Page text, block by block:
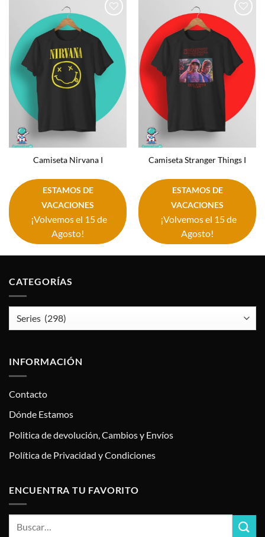
Añadir
a la
lista de
deseos
Camiseta Nirvana I
ESTAMOS DE
VACACIONES
¡Volvemos el 15 de
Agosto!
Añadir
a la
lista de
deseos
Camiseta Stranger Things I
ESTAMOS DE
VACACIONES
¡Volvemos el 15 de
Agosto!
CATEGORÍAS
INFORMACIÓN
Contacto
Dónde Estamos
Politica de devolución, Cambios y Envíos
Política de Privacidad y Condiciones
ENCUENTRA TU FAVORITO